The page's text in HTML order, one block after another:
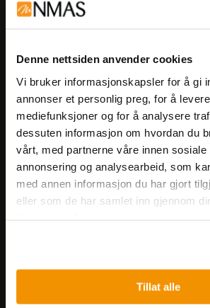
Denne nettsiden anvender cookies
Vi bruker informasjonskapsler for å gi
annonser et personlig preg, for å
mediefunksjoner og for å analysere
dessuten informasjon om hvordan du
vårt, med partnerne våre innen sosiale
annonsering og analysearbeid, som
med annen informasjon du har gjort
eller som de har samlet inn gjennom
Tillat alle
Meld deg på vårt
arrangementer og
Meld på nyhetsbrev
Nils Hansens vei 8